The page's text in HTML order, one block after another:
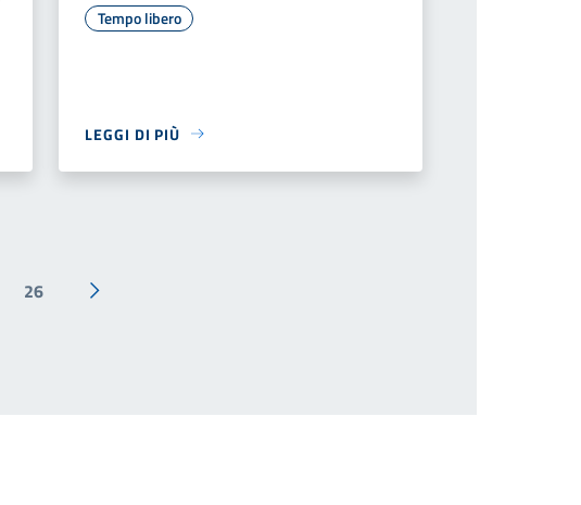
Tempo libero
LEGGI DI PIÙ
26
Pagina successiva